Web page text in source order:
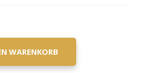
WARENKORB